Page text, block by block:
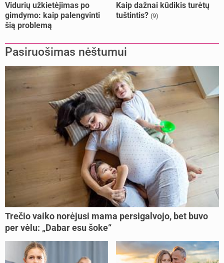
Vidurių užkietėjimas po
gimdymo: kaip palengvinti
šią problemą
Kaip dažnai kūdikis turėtų
tuštintis? (9)
Pasiruošimas nėštumui
Trečio vaiko norėjusi mama persigalvojo, bet buvo
per vėlu: „Dabar esu šoke“